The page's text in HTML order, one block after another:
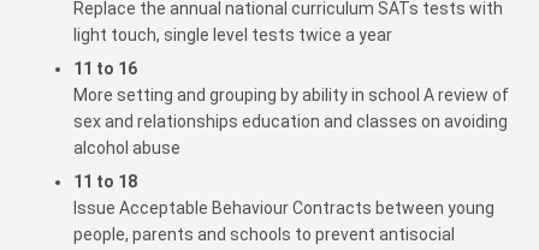
Replace the annual national curriculum SATs tests with
light touch, single level tests twice a year
11 to 16
More setting and grouping by ability in school A review of
sex and relationships education and classes on avoiding
alcohol abuse
11 to 18
Issue Acceptable Behaviour Contracts between young
people, parents and schools to prevent antisocial